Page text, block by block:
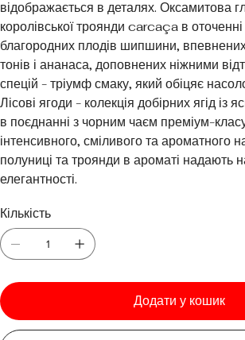
відображається в деталях. Оксамитова
королівської троянди carcaça в оточенні
благородних плодів шипшини,
тонів і ананаса, доповнених ніжними
спецій - тріумф смаку, який обіцяє
Лісові ягоди - колекція добірних ягід із
в поєднанні з чорним чаєм преміум-
інтенсивного, сміливого та ароматного
полуниці та троянди в ароматі надають
елегантності.
Кількість
Додати у кошик